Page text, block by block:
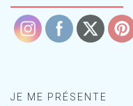
JE ME PRÉSENTE